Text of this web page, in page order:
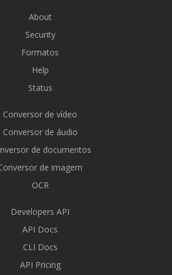
About
Security
Formatos
Help
Status
Conversor de vídeo
Conversor de áudio
de documentos
de imagem
OCR
Developers API
API Docs
CLI Docs
API Pricing